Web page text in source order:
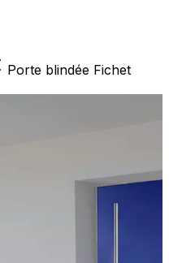
Porte blindée Fichet